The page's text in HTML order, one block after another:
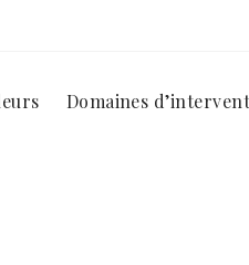
Domaines